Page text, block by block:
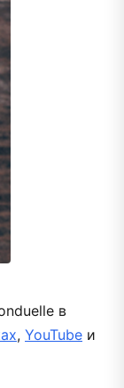
в
, YouTube и